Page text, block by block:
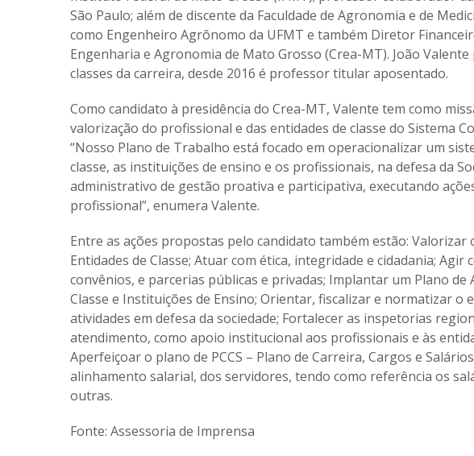
São Paulo; além de discente da Faculdade de Agronomia e de
como Engenheiro Agrônomo da UFMT e também Diretor
Engenharia e Agronomia de Mato Grosso (Crea-MT). João
classes da carreira, desde 2016 é professor titular aposentado.
Como candidato à presidência do Crea-MT, Valente tem como
valorização do profissional e das entidades de classe do Sistema
“Nosso Plano de Trabalho está focado em operacionalizar um
classe, as instituições de ensino e os profissionais, na defesa da
administrativo de gestão proativa e participativa, executando
profissional”, enumera Valente.
Entre as ações propostas pelo candidato também estão:
Entidades de Classe; Atuar com ética, integridade e cidadania;
convênios, e parcerias públicas e privadas; Implantar um Plano de
Classe e Instituições de Ensino; Orientar, fiscalizar e normatizar o
atividades em defesa da sociedade; Fortalecer as inspetorias
atendimento, como apoio institucional aos profissionais e às
Aperfeiçoar o plano de PCCS – Plano de Carreira, Cargos e
alinhamento salarial, dos servidores, tendo como referência os
outras.
Fonte: Assessoria de Imprensa